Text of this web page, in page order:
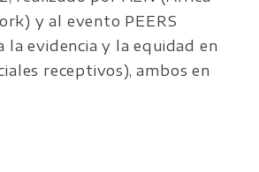
y al evento PEERS
la evidencia y la equidad en
receptivos), ambos en